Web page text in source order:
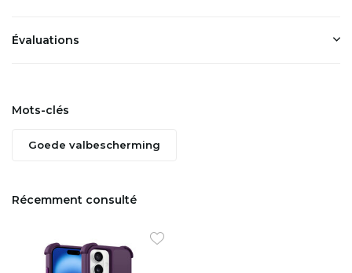
Évaluations
Mots-clés
Goede valbescherming
Récemment consulté